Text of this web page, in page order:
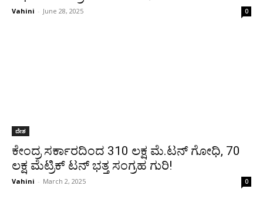
Vahini - June 28, 2025 0
ದೇಶ
ಕೇಂದ್ರ ಸರ್ಕಾರದಿಂದ 310 ಲಕ್ಷ ಮೆ.ಟನ್ ಗೋಧಿ, 70
ಲಕ್ಷ ಮೆಟ್ರಿಕ್ ಟನ್ ಭತ್ತ ಸಂಗ್ರಹ ಗುರಿ!
Vahini - March 2, 2025 0